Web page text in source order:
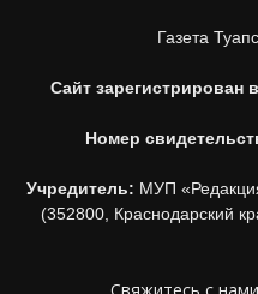
Газета
Сайт зарегистрирован
Номер
Учредитель: МУП
(352800, Краснодарский